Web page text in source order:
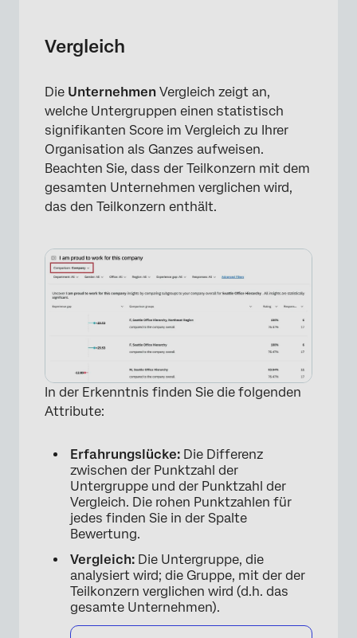
Vergleich
Die Unternehmen Vergleich zeigt an,
welche Untergruppen einen statistisch
signifikanten Score im Vergleich zu Ihrer
Organisation als Ganzes aufweisen.
Beachten Sie, dass der Teilkonzern mit dem
gesamten Unternehmen verglichen wird,
das den Teilkonzern enthält.
In der Erkenntnis finden Sie die folgenden
Attribute:
Erfahrungslücke: Die Differenz
zwischen der Punktzahl der
Untergruppe und der Punktzahl der
Vergleich. Die rohen Punktzahlen für
jedes finden Sie in der Spalte
Bewertung.
Vergleich: Die Untergruppe, die
analysiert wird; die Gruppe, mit der der
Teilkonzern verglichen wird (d.h. das
gesamte Unternehmen).